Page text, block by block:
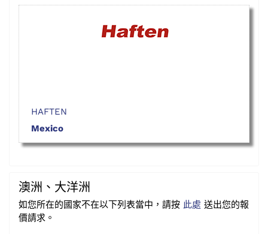
HAFTEN
Mexico
澳洲、大洋洲
如您所在的國家不在以下列表當中，請按 此處 送出您的報
價請求。